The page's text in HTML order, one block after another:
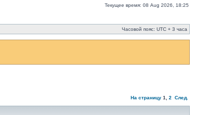
Текущее время: 08 Aug 2026, 18:25
Часовой пояс: UTC + 3 часа
На страницу 1 2 След.